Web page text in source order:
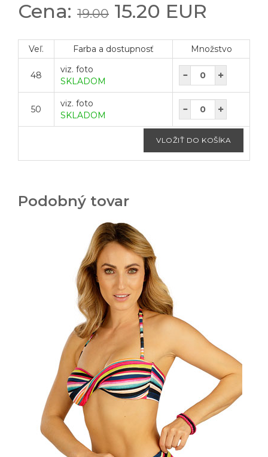
Cena: 19.00 15.20 EUR
Veľ. Farba a dostupnosť Množstvo
48
viz. foto
SKLADOM
50
viz. foto
SKLADOM
Podobný tovar